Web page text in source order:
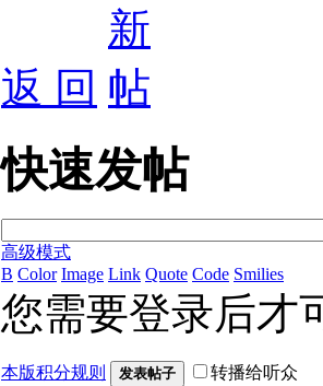
返 回
快速发帖
高级模式
B Color Image Link Quote Code Smilies
您需要登录后才
本版积分规则 发表帖子 转播给听众